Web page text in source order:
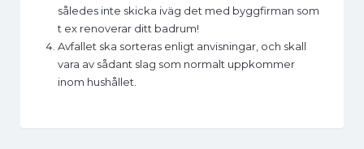
således inte skicka iväg det med byggfirman som
t ex renoverar ditt badrum!
Avfallet ska sorteras enligt anvisningar, och skall
vara av sådant slag som normalt uppkommer
inom hushållet.